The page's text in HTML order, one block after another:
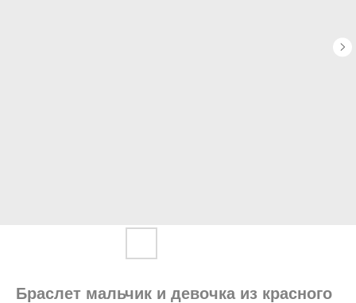
Браслет мальчик и девочка из красного